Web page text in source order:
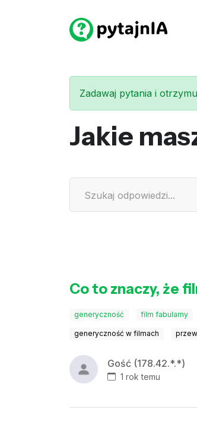
Zadawaj pytania i
Jakie
Co to znaczy, że
generyczność film fabularny
generyczność w filmach
Gość (178.42.*.*)
1 rok temu